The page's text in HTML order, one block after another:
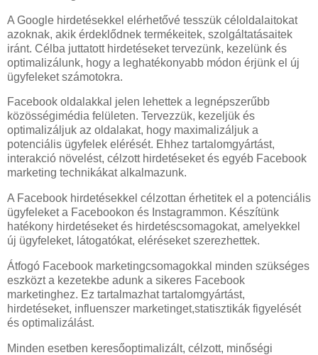
A Google hirdetésekkel elérhetővé tesszük céloldalaitokat
azoknak, akik érdeklődnek termékeitek, szolgáltatásaitek
iránt. Célba juttatott hirdetéseket tervezünk, kezelünk és
optimalizálunk, hogy a leghatékonyabb módon érjünk el új
ügyfeleket számotokra.
Facebook oldalakkal jelen lehettek a legnépszerűbb
közösségimédia felületen. Tervezzük, kezeljük és
optimalizáljuk az oldalakat, hogy maximalizáljuk a
potenciális ügyfelek elérését. Ehhez tartalomgyártást,
interakció növelést, célzott hirdetéseket és egyéb Facebook
marketing technikákat alkalmazunk.
A Facebook hirdetésekkel célzottan érhetitek el a potenciális
ügyfeleket a Facebookon és Instagrammon. Készítünk
hatékony hirdetéseket és hirdetéscsomagokat, amelyekkel
új ügyfeleket, látogatókat, eléréseket szerezhettek.
Átfogó Facebook marketingcsomagokkal minden szükséges
eszközt a kezetekbe adunk a sikeres Facebook
marketinghez. Ez tartalmazhat tartalomgyártást,
hirdetéseket, influenszer marketinget,statisztikák figyelését
és optimalizálást.
Minden esetben keresőoptimalizált, célzott, minőségi